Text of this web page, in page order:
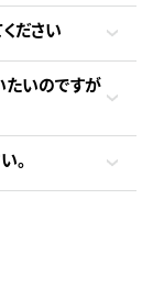
ださい
たいのですが
。